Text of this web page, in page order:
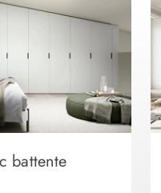
battente